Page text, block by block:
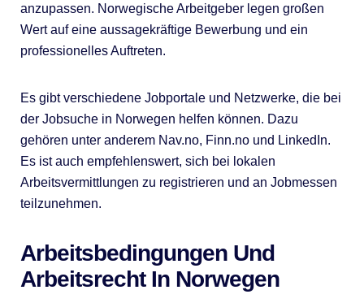
anzupassen. Norwegische Arbeitgeber legen großen
Wert auf eine aussagekräftige Bewerbung und ein
professionelles Auftreten.
Es gibt verschiedene Jobportale und Netzwerke, die bei
der Jobsuche in Norwegen helfen können. Dazu
gehören unter anderem Nav.no, Finn.no und LinkedIn.
Es ist auch empfehlenswert, sich bei lokalen
Arbeitsvermittlungen zu registrieren und an Jobmessen
teilzunehmen.
Arbeitsbedingungen Und
Arbeitsrecht In Norwegen